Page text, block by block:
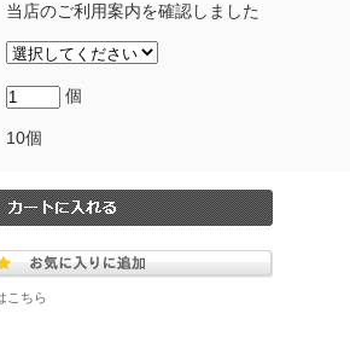
当店のご利用案内を確認しました
個
10個
こちら